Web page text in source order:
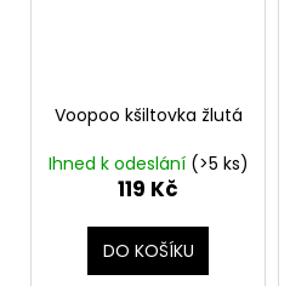
Voopoo kšiltovka žlutá
Ihned k odeslání (>5 ks)
119 Kč
DO KOŠÍKU